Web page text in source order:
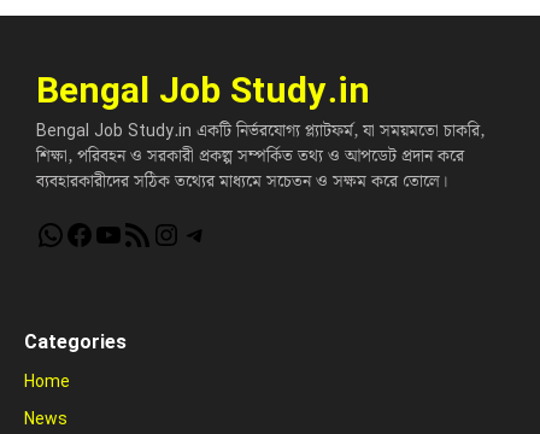
Bengal Job Study.in
Bengal Job Study.in একটি নির্ভরযোগ্য প্ল্যাটফর্ম, যা সময়মতো চাকরি,
শিক্ষা, পরিবহন ও সরকারী প্রকল্প সম্পর্কিত তথ্য ও আপডেট প্রদান করে
ব্যবহারকারীদের সঠিক তথ্যের মাধ্যমে সচেতন ও সক্ষম করে তোলে।
WhatsApp
Facebook
YouTube
RSS FeedInstagram
Telegram
Categories
Home
News